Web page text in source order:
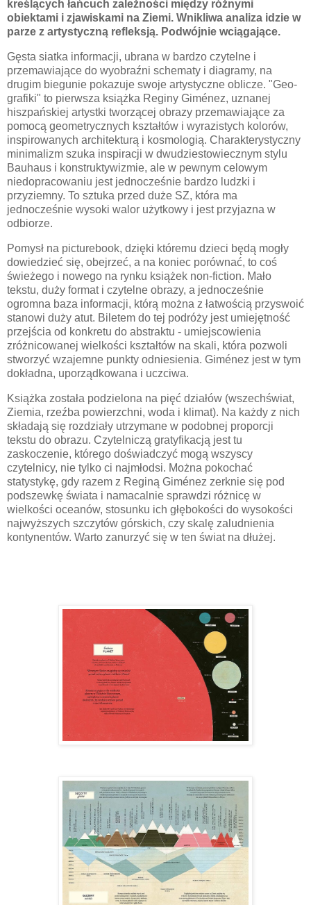
kreślących łańcuch zależności między różnymi
obiektami i zjawiskami na Ziemi. Wnikliwa analiza idzie w
parze z artystyczną refleksją. Podwójnie wciągające.
Gęsta siatka informacji, ubrana w bardzo czytelne i
przemawiające do wyobraźni schematy i diagramy, na
drugim biegunie pokazuje swoje artystyczne oblicze. "Geo-
grafiki" to pierwsza książka Reginy Giménez, uznanej
hiszpańskiej artystki tworzącej obrazy przemawiające za
pomocą geometrycznych kształtów i wyrazistych kolorów,
inspirowanych architekturą i kosmologią. Charakterystyczny
minimalizm szuka inspiracji w dwudziestowiecznym stylu
Bauhaus i konstruktywizmie, ale w pewnym celowym
niedopracowaniu jest jednocześnie bardzo ludzki i
przyziemny. To sztuka przed duże SZ, która ma
jednocześnie wysoki walor użytkowy i jest przyjazna w
odbiorze.
Pomysł na picturebook, dzięki któremu dzieci będą mogły
dowiedzieć się, obejrzeć, a na koniec porównać, to coś
świeżego i nowego na rynku książek non-fiction. Mało
tekstu, duży format i czytelne obrazy, a jednocześnie
ogromna baza informacji, którą można z łatwością przyswoić
stanowi duży atut. Biletem do tej podróży jest umiejętność
przejścia od konkretu do abstraktu - umiejscowienia
zróżnicowanej wielkości kształtów na skali, która pozwoli
stworzyć wzajemne punkty odniesienia. Giménez jest w tym
dokładna, uporządkowana i uczciwa.
Książka została podzielona na pięć działów (wszechświat,
Ziemia, rzeźba powierzchni, woda i klimat). Na każdy z nich
składają się rozdziały utrzymane w podobnej proporcji
tekstu do obrazu. Czytelniczą gratyfikacją jest tu
zaskoczenie, którego doświadczyć mogą wszyscy
czytelnicy, nie tylko ci najmłodsi. Można pokochać
statystykę, gdy razem z Reginą Giménez zerknie się pod
podszewkę świata i namacalnie sprawdzi różnicę w
wielkości oceanów, stosunku ich głębokości do wysokości
najwyższych szczytów górskich, czy skalę zaludnienia
kontynentów. Warto zanurzyć się w ten świat na dłużej.